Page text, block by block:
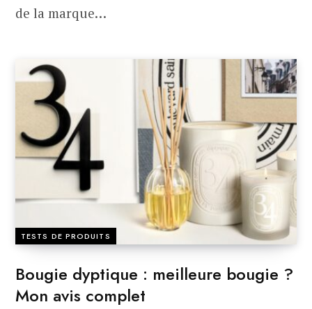
de la marque…
TESTS DE PRODUITS
Bougie dyptique : meilleure bougie ?
Mon avis complet